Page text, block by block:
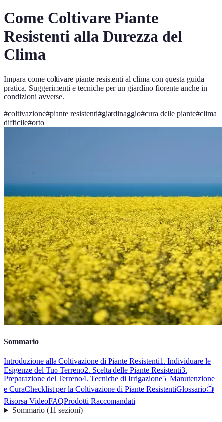
Come Coltivare Piante
Resistenti alla Durezza del
Clima
Impara come coltivare piante resistenti al clima con questa guida
pratica. Suggerimenti e tecniche per un giardino fiorente anche in
condizioni avverse.
#coltivazione#piante resistenti#giardinaggio#cura delle piante#clima
difficile#orto
Sommario
Introduzione alla Coltivazione di Piante Resistenti1. Individuare le
Esigenze del Tuo Terreno2. Scelta delle Piante Resistenti3.
Preparazione del Terreno4. Tecniche di Irrigazione5. Manutenzione
e CuraChecklist per la Coltivazione di Piante ResistentiGlossario📺
Risorsa VideoFAQProdotti Raccomandati
Sommario(11 sezioni)